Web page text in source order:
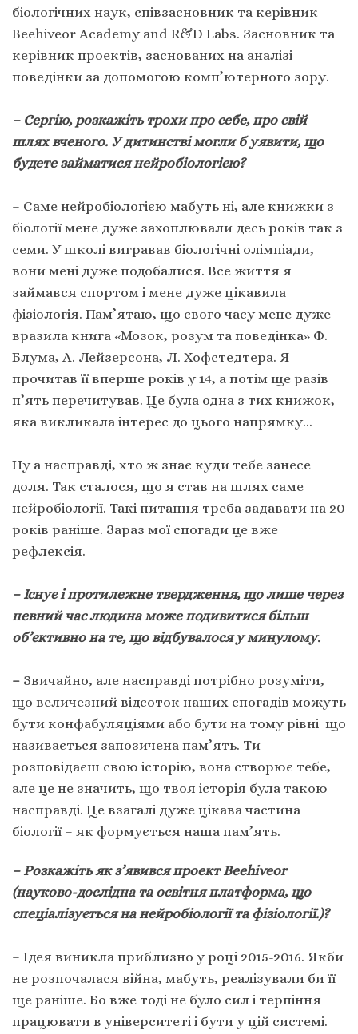
біологічних наук, співзасновник та керівник
Beehiveor Academy and R&D Labs. Засновник та
керівник проектів, заснованих на аналізі
поведінки за допомогою комп’ютерного зору.
– Сергію, розкажіть трохи про себе, про свій
шлях вченого. У дитинстві могли б уявити, що
будете займатися нейробіологією?
– Саме нейробіологією мабуть ні, але книжки з
біології мене дуже захоплювали десь років так з
семи. У школі вигравав біологічні олімпіади,
вони мені дуже подобалися. Все життя я
займався спортом і мене дуже цікавила
фізіологія. Пам’ятаю, що свого часу мене дуже
вразила книга «Мозок, розум та поведінка» Ф.
Блума, А. Лейзерсона, Л. Хофстедтера. Я
прочитав її вперше років у 14, а потім ще разів
п’ять перечитував. Це була одна з тих книжок,
яка викликала інтерес до цього напрямку…
Ну а насправді, хто ж знає куди тебе занесе
доля. Так сталося, що я став на шлях саме
нейробіології. Такі питання треба задавати на 20
років раніше. Зараз мої спогади це вже
рефлексія.
– Існує і протилежне твердження, що лише через
певний час людина може подивитися більш
об’єктивно на те, що відбувалося у минулому.
– Звичайно, але насправді потрібно розуміти,
що величезний відсоток наших спогадів можуть
бути конфабуляціями або бути на тому рівні що
називається запозичена пам’ять. Ти
розповідаєш свою історію, вона створює тебе,
але це не значить, що твоя історія була такою
насправді. Це взагалі дуже цікава частина
біології – як формується наша пам’ять.
– Розкажіть як з’явився проект Beehiveor
(науково-дослідна та освітня платформа, що
спеціалізується на нейробіології та фізіології.)?
– Ідея виникла приблизно у році 2015-2016. Якби
не розпочалася війна, мабуть, реалізували би її
ще раніше. Бо вже тоді не було сил і терпіння
працювати в університеті і бути у цій системі.